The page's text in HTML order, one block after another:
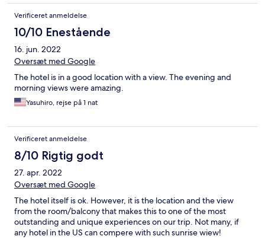
Verificeret anmeldelse
10/10 Enestående
16. jun. 2022
Oversæt med Google
The hotel is in a good location with a view. The evening and
morning views were amazing.
Yasuhiro, rejse på 1 nat
Verificeret anmeldelse
8/10 Rigtig godt
27. apr. 2022
Oversæt med Google
The hotel itself is ok. However, it is the location and the view
from the room/balcony that makes this to one of the most
outstanding and unique experiences on our trip. Not many, if
any hotel in the US can compere with such sunrise wiew!